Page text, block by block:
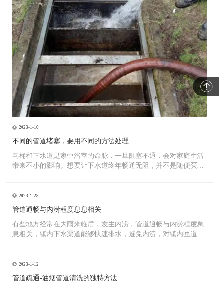
2023-1-10
不同的管道堵塞，要用不同的方法处理
马桶和下水道是家中浴室的命脉，一旦阻塞不通，会对家庭生活
带来不小的影响。想要让下水道终年畅通无阻，并不是随便买一
2023-1-28
管道通畅与内涝程度息息相关
有些地方经常在大雨来临后，发生内涝，管道通畅与内涝程度息
息相关，镇内下水渠道能够快速排水，避免内涝，对镇内匝道、
2023-1-12
管道疏通-油烟管道清洗的独特方法